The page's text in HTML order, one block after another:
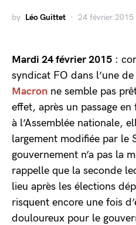
by Léo Guittet 24 février 2015
Mardi 24 février 2015 :
syndicat FO dans l’une de
Macron ne semble pas
effet, après un passage
à l’Assemblée nationale,
largement modifiée par le
gouvernement n’a pas la
rappelle que la seconde
lieu après les élections
risquent encore une fois
douloureux pour le